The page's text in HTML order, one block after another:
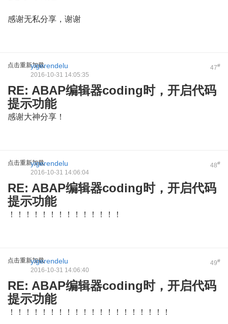
感谢无私分享，谢谢
点击重新加载 47#
yigerendelu
2016-10-31 14:05:35
RE: ABAP编辑器coding时，开启代码
提示功能
感谢大神分享！
点击重新加载 48#
yigerendelu
2016-10-31 14:06:04
RE: ABAP编辑器coding时，开启代码
提示功能
！！！！！！！！！！！！！！
点击重新加载 49#
yigerendelu
2016-10-31 14:06:40
RE: ABAP编辑器coding时，开启代码
提示功能
！！！！！！！！！！！！！！！！！！！！